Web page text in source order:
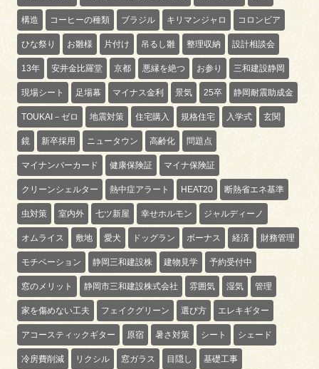
構造 コーヒーの種類 ブラジル キリマンジャロ コロンビア
ひな祭り お雛様 片付け 吊るし雛 整理収納 設計相談会
13年 安井金比羅堂 京都 悪縁を絶つ お参り 三和建設静岡
現場シート 足場幕 マイナス金利 景気 25卒 静岡耐震助成金
TOUKAI－ゼロ 地震対策 住宅購入 規格住宅 入学式 玄関
鏡 新卒採用 ニュータウン 高齢化 問題点
マイナンバーカード 健康保険証 マイナ保険証
クリーンシェルター 熱中症アラート HEAT20 断熱省エネ基準
虫対策 室内外 七ツ新屋 幸せホルモン ジャルディーノ
オムライス 敷地 愛犬 ドッグラン ボーナス 経済 財務管理
モチベーション 静岡三和建設株 建物見学 予約受付中
窓のメリット 静岡市三和建設株式会社 雰囲気 湿気 管理
家を傷めない工夫 フェイクグリーン 選び方 エレキギター
アコースティックギター 原宿 暑さ対策 シート シェード
冷房費削減 リクシル 窓ガラス 目隠し 基礎工事